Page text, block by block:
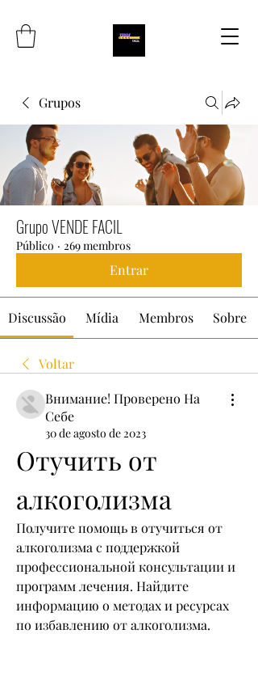
Grupos
Grupo VENDE FACIL
Público · 269 membros
Entrar
Discussão Mídia Membros Sobre
Voltar
Внимание! Проверено На
Себе
30 de agosto de 2023
Отучить от
алкоголизма
Получите помощь в отучиться от
алкоголизма с поддержкой
профессиональной консультации и
программ лечения. Найдите
информацию о методах и ресурсах
по избавлению от алкоголизма.